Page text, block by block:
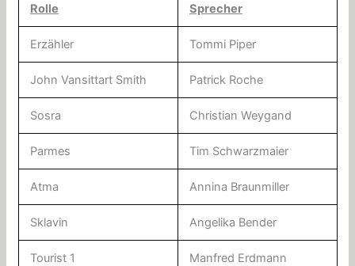
Rolle Sprecher
Erzähler Tommi Piper
John Vansittart Smith Patrick Roche
Sosra Christian Weygand
Parmes Tim Schwarzmaier
Atma Annina Braunmiller
Sklavin Angelika Bender
Tourist 1 Manfred Erdmann